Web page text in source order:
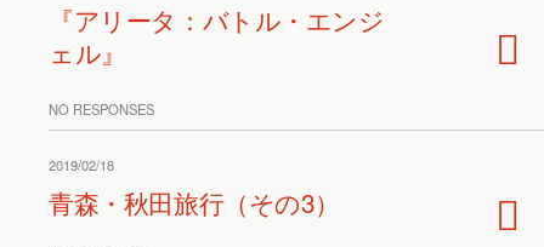
『アリータ：バトル・エンジ
ェル』
NO RESPONSES
2019/02/18
青森・秋田旅行（その3）